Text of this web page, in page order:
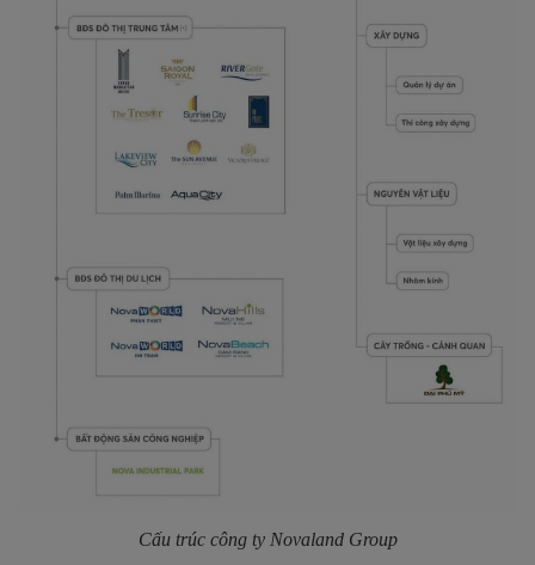
Cấu trúc công ty Novaland Group